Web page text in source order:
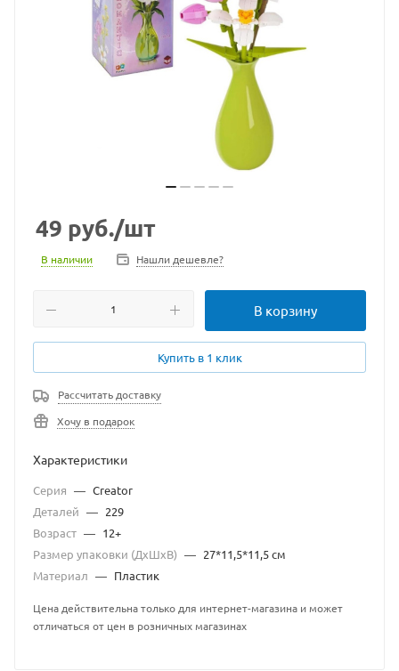
49 руб./шт
В наличии Нашли дешевле?
В корзину
Купить в 1 клик
Рассчитать доставку
Хочу в подарок
Характеристики
Серия — Creator
Деталей — 229
Возраст — 12+
Размер упаковки (ДхШхВ) — 27*11,5*11,5 см
Материал — Пластик
Цена действительна только для интернет-магазина и может
отличаться от цен в розничных магазинах